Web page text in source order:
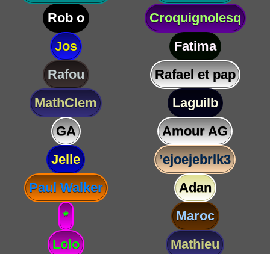
Rob o
Croquignolesq
Jos
Fatima
Rafou
Rafael et pap
MathClem
Laguilb
GA
Amour AG
Jelle
’ejoejebrlk3
Paul Walker
Adan
*
Maroc
Lolo
Mathieu